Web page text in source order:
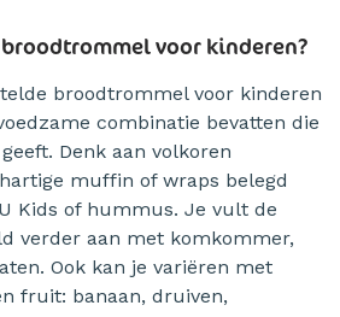
voor kinderen?
broodtrommel voor kinderen
combinatie bevatten die
Denk aan volkoren
muffin of wraps belegd
Kids of hummus. Je vult de
verder aan met komkommer,
Ook kan je variëren met
fruit: banaan, druiven,